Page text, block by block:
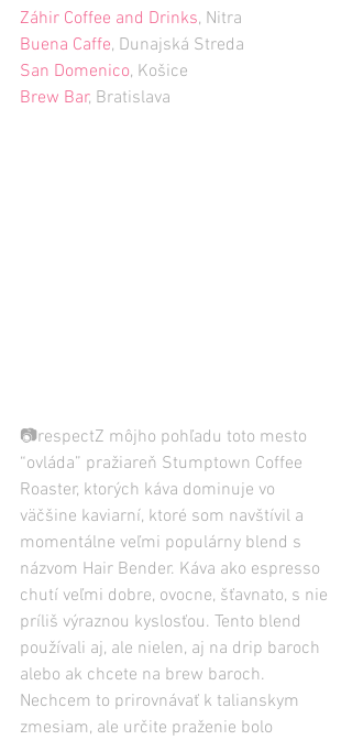
Záhir Coffee and Drinks, Nitra
Buena Caffe, Dunajská Streda
San Domenico, Košice
Brew Bar, Bratislava
📷respectZ môjho pohľadu toto mesto
“ovláda” pražiareň Stumptown Coffee
Roaster, ktorých káva dominuje vo
väčšine kaviarní, ktoré som navštívil a
momentálne veľmi populárny blend s
názvom Hair Bender. Káva ako espresso
chutí veľmi dobre, ovocne, šťavnato, s nie
príliš výraznou kyslosťou. Tento blend
používali aj, ale nielen, aj na drip baroch
alebo ak chcete na brew baroch.
Nechcem to prirovnávať k talianskym
zmesiam, ale určite praženie bolo